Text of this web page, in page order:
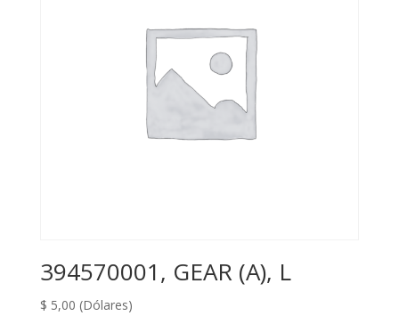
394570001, GEAR (A), L
$ 5,00 (Dólares)